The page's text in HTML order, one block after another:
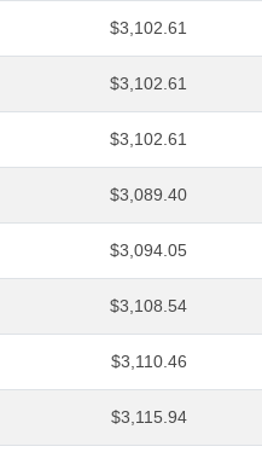
$3,102.61
$3,102.61
$3,102.61
$3,089.40
$3,094.05
$3,108.54
$3,110.46
$3,115.94